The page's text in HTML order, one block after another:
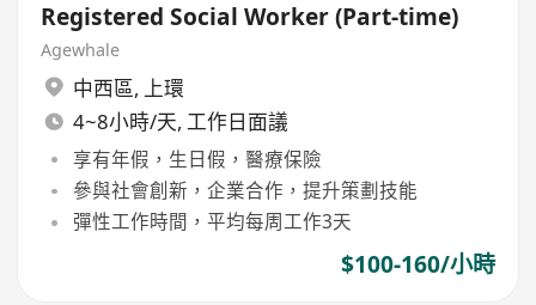
Registered Social Worker (Part-time)
Agewhale
中西區, 上環
4~8小時/天, 工作日面議
享有年假，生日假，醫療保險
參與社會創新，企業合作，提升策劃技能
彈性工作時間，平均每周工作3天
$100-160/小時